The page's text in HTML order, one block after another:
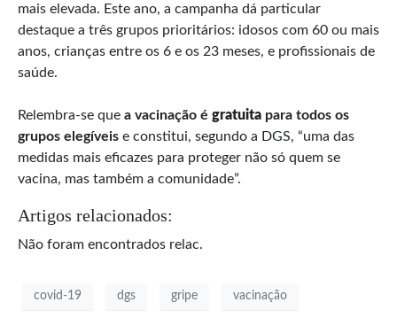
mais elevada. Este ano, a campanha dá particular
destaque a três grupos prioritários: idosos com 60 ou mais
anos, crianças entre os 6 e os 23 meses, e profissionais de
saúde.
Relembra-se que a vacinação é gratuita para todos os
grupos elegíveis e constitui, segundo a DGS, “uma das
medidas mais eficazes para proteger não só quem se
vacina, mas também a comunidade”.
Artigos relacionados:
Não foram encontrados relac.
covid-19 dgs gripe vacinação